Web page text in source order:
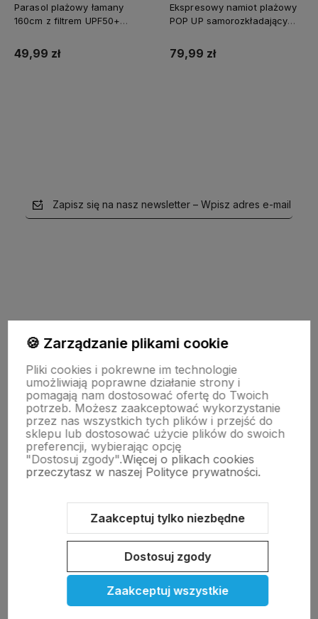
Parasol plażowy łamany
160cm z filtrem UPF50+
49,99 zł
Ekspresowy namiot plażowy
POP UP samorozkładający
79,99 zł
Zapisz się na nasz newsletter – Wpisz adres e-mail
Moje konto
Pomoc
KOLEKCJE
Nasze marki
🍪 Zarządzanie plikami cookie
Pliki cookies i pokrewne im technologie
umożliwiają poprawne działanie strony i
pomagają nam dostosować ofertę do Twoich
potrzeb. Możesz zaakceptować wykorzystanie
przez nas wszystkich tych plików i przejść do
sklepu lub dostosować użycie plików do swoich
preferencji, wybierając opcję
"Dostosuj zgody".Więcej o plikach cookies
przeczytasz w naszej Polityce prywatności.
Zaakceptuj tylko niezbędne
Dostosuj zgody
Zaakceptuj wszystkie